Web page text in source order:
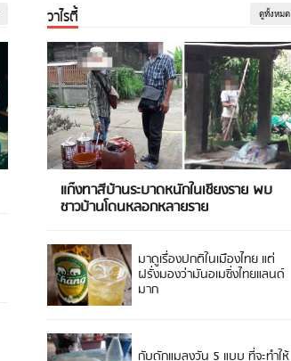
วาไรตี้ ดูทั้งหมด
แก๊งทาสีบ้านระบาดหนักในเชียงราย พบ
ชาวบ้านโดนหลอกหลายราย
มาดูเรื่องปกติในเมืองไทย แต่
ฝรั่งมองว่ามันอเมซิ่งไทยแลนด์
มาก
กับดักแมลงวัน 5 แบบ ที่จะทำให้